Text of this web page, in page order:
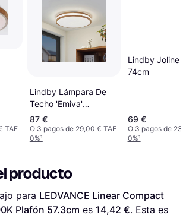
TAE
Lindby Lámpara De
Techo 'Emiva'
(Moderno) En Marrón
Hecho De Madera E.O.
Para Salón & Comedor
87 €
O 3 pagos de 29,00 € TAE
0%¹
Lindby Joline
74cm
69 €
O 3 pagos de
0%¹
producto
para LEDVANCE Linear Compact
Plafón 57.3cm es 14,42 €. Esta es